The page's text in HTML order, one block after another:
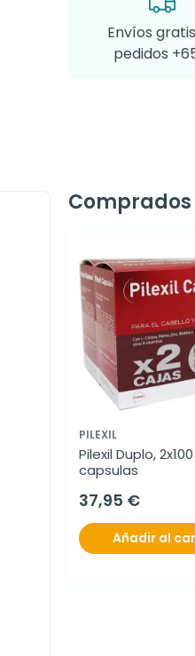
Envíos
pedidos
PILEXIL
Pilexil Duplo, 2x100
capsulas
37,95 €
Añadir al